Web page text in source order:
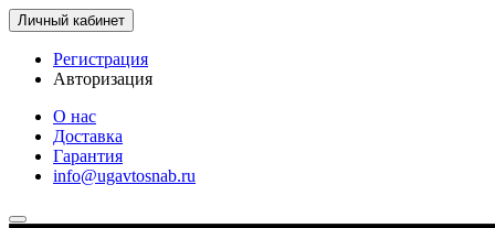
Личный кабинет
Регистрация
Авторизация
О нас
Доставка
Гарантия
info@ugavtosnab.ru